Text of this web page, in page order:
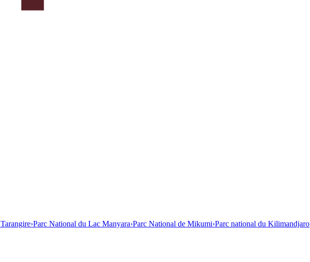
›Parc National du Lac Manyara›Parc National de Mikumi›Parc national du Kilimandjaro